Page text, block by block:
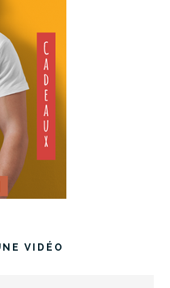
VIDÉO